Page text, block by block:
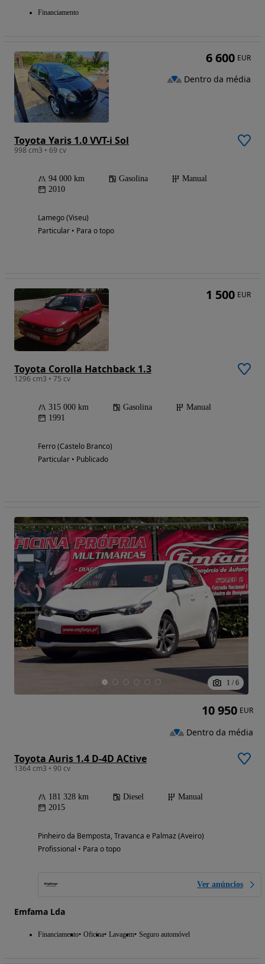
Financiamento
Toyota Yaris 1.0 VVT-i Sol
998 cm3 • 69 cv
94 000 km Gasolina
Manual
2010
Lamego (Viseu)
Particular • Para o topo
6 600 EUR
Dentro da média
Toyota Corolla Hatchback 1.3
1296 cm3 • 75 cv
315 000 km Gasolina
Manual
1991
Ferro (Castelo Branco)
Particular • Publicado
1 500 EUR
1 / 6
Toyota Auris 1.4 D-4D ACtive
1364 cm3 • 90 cv
181 328 km Diesel
Manual
2015
Pinheiro da Bemposta, Travanca e Palmaz (Aveiro)
Profissional • Para o topo
Ver anúncios
Emfama Lda
Financiamento Oficina Lavagem Seguro automóvel
10 950 EUR
Dentro da média